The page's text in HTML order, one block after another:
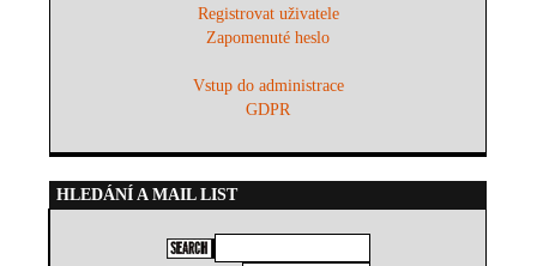
Registrovat uživatele
Zapomenuté heslo
Vstup do administrace
GDPR
HLEDÁNÍ A MAIL LIST